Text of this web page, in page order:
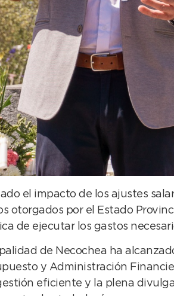
el impacto de los ajustes
otorgados por el Estado
de ejecutar los gastos
de Necochea ha
y Administración
eficiente y la plena